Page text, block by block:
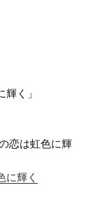
く」
恋は虹色に輝
に輝く